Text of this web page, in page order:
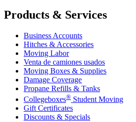
Products & Services
Business Accounts
Hitches & Accessories
Moving Labor
Venta de camiones usados
Moving Boxes & Supplies
Damage Coverage
Propane Refills & Tanks
Collegeboxes® Student Moving
Gift Certificates
Discounts & Specials